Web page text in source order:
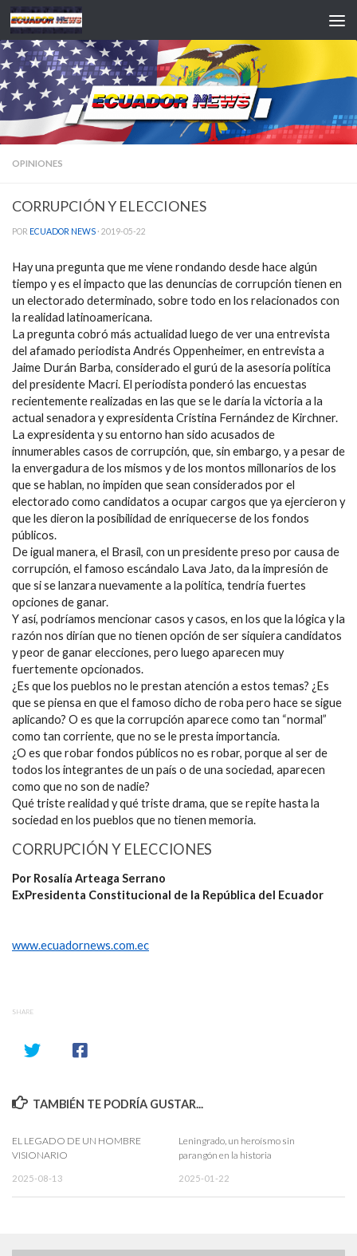
Saltar al contenido
OPINIONES
CORRUPCIÓN Y ELECCIONES
POR ECUADOR NEWS · 2019-05-22
Hay una pregunta que me viene rondando desde hace algún
tiempo y es el impacto que las denuncias de corrupción tienen en
un electorado determinado, sobre todo en los relacionados con
la realidad latinoamericana.
La pregunta cobró más actualidad luego de ver una entrevista
del afamado periodista Andrés Oppenheimer, en entrevista a
Jaime Durán Barba, considerado el gurú de la asesoría política
del presidente Macri. El periodista ponderó las encuestas
recientemente realizadas en las que se le daría la victoria a la
actual senadora y expresidenta Cristina Fernández de Kirchner.
La expresidenta y su entorno han sido acusados de
innumerables casos de corrupción, que, sin embargo, y a pesar de
la envergadura de los mismos y de los montos millonarios de los
que se hablan, no impiden que sean considerados por el
electorado como candidatos a ocupar cargos que ya ejercieron y
que les dieron la posibilidad de enriquecerse de los fondos
públicos.
De igual manera, el Brasil, con un presidente preso por causa de
corrupción, el famoso escándalo Lava Jato, da la impresión de
que si se lanzara nuevamente a la política, tendría fuertes
opciones de ganar.
Y así, podríamos mencionar casos y casos, en los que la lógica y la
razón nos dirían que no tienen opción de ser siquiera candidatos
y peor de ganar elecciones, pero luego aparecen muy
fuertemente opcionados.
¿Es que los pueblos no le prestan atención a estos temas? ¿Es
que se piensa en que el famoso dicho de roba pero hace se sigue
aplicando? O es que la corrupción aparece como tan “normal”
como tan corriente, que no se le presta importancia.
¿O es que robar fondos públicos no es robar, porque al ser de
todos los integrantes de un país o de una sociedad, aparecen
como que no son de nadie?
Qué triste realidad y qué triste drama, que se repite hasta la
sociedad en los pueblos que no tienen memoria.
CORRUPCIÓN Y ELECCIONES
Por Rosalía Arteaga Serrano
ExPresidenta Constitucional de la República del Ecuador
www.ecuadornews.com.ec
SHARE
TAMBIÉN TE PODRÍA GUSTAR...
EL LEGADO DE UN HOMBRE
VISIONARIO
2025-08-13
Leningrado, un heroísmo sin
parangón en la historia
2025-01-22